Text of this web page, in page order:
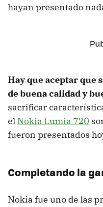
hayan presentado
Hay que aceptar que
de buena calidad y
sacrificar
el Nokia Lumia 720
fueron presentados
Completando la
Nokia fue uno de las